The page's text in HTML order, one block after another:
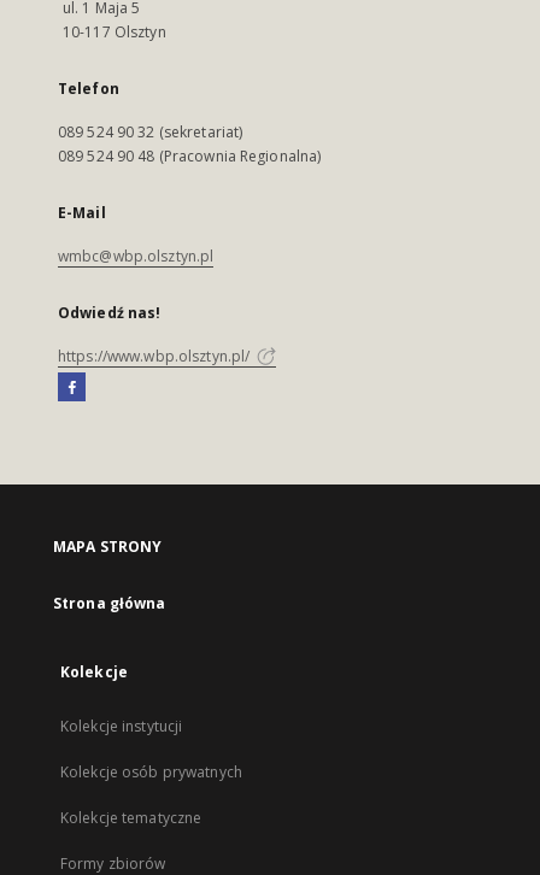
ul. 1 Maja 5
10-117 Olsztyn
Telefon
089 524 90 32 (sekretariat)
089 524 90 48 (Pracownia Regionalna)
E-Mail
wmbc@wbp.olsztyn.pl
Odwiedź nas!
https://www.wbp.olsztyn.pl/
MAPA STRONY
Strona główna
Kolekcje
Kolekcje instytucji
Kolekcje osób prywatnych
Kolekcje tematyczne
Formy zbiorów